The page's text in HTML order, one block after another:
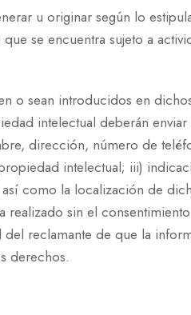
u originar según lo
se encuentra sujeto a
o sean introducidos en
intelectual deberán
dirección, número de
intelectual; iii)
como la localización de
sin el
reclamante de que la
derechos.